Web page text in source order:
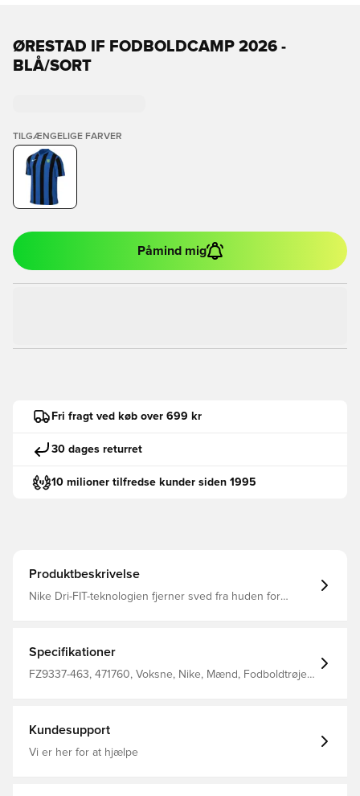
ØRESTAD IF FODBOLDCAMP 2026 -
BLÅ/SORT
TILGÆNGELIGE FARVER
Påmind mig
Fri fragt ved køb over 699 kr
30 dages returret
10 milioner tilfredse kunder siden 1995
Produktbeskrivelse
Nike Dri-FIT-teknologien fjerner sved fra huden for
Specifikationer
FZ9337-463, 471760, Voksne, Nike, Mænd, Fodboldtrøjer,
Kundesupport
Vi er her for at hjælpe